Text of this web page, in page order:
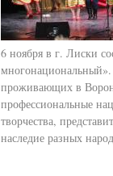
6 ноября в г. Лиски
многонациональный».
проживающих в
профессиональные
творчества,
наследие разных